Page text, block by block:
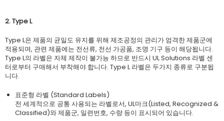
2. Type L
Type L은 제품의 균일도 유지를 위해 제조공정의 관리가 엄격한 제품군에
적용되며, 관련 제품에는 전선류, 전선 가공품, 조명 기구 등이 해당됩니다.
Type L의 라벨은 자체 제작이 불가능 하므로 반드시 UL Solutions 라벨 센
터로부터 구매해서 부착해야 합니다. Type L 라벨은 두가지 종류로 구분됩
니다.
표준형 라벨 (Standard Labels)
전 세계적으로 공통 사용되는 라벨로서, UL마크(Listed, Recognized &
Classified)와 제품군, 일련번호, 수량 등이 표시되어 있습니다.